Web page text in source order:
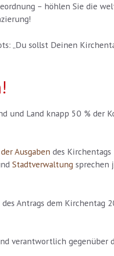
– höhlen Sie die
„Du sollst Deinen
und Land knapp 50 % der
Ausgaben des
Stadtverwaltung sprechen
Antrags dem Kirchentag
verantwortlich gegenüber